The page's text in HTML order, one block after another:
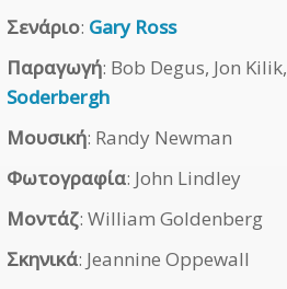
Σενάριο: Gary Ross
Παραγωγή: Bob Degus, Jon Kilik,
Soderbergh
Μουσική: Randy Newman
Φωτογραφία: John Lindley
Μοντάζ: William Goldenberg
Σκηνικά: Jeannine Oppewall